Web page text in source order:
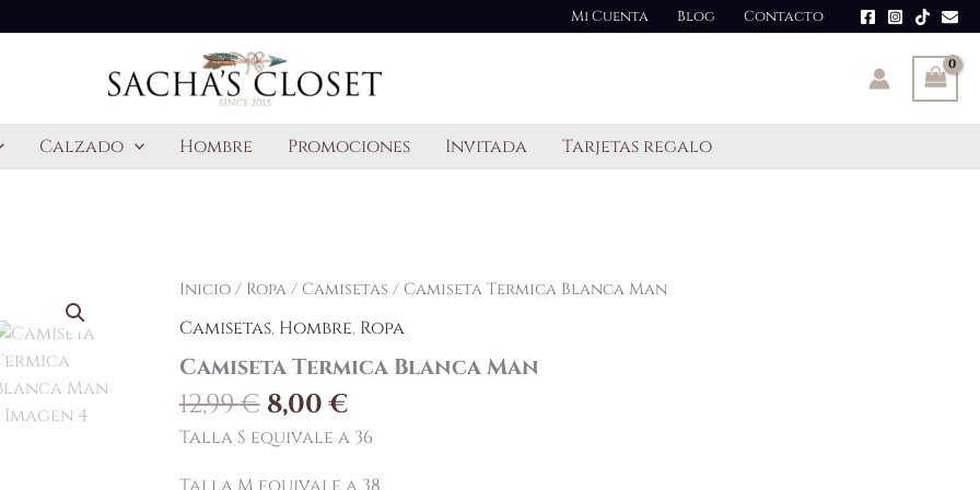
Mi Cuenta Blog Contacto
Calzado Hombre Promociones Invitada Tarjetas regalo
Inicio/ Ropa/ Camisetas / Camiseta Termica Blanca Man
Camisetas, Hombre, Ropa
Camiseta Termica Blanca Man
12,99€
El
precio
original
era:
12,99 €.
8,00€
El
precio
actual
es:
8,00 €.
Talla S equivale a 36
Camiseta
Blanca
cantidad
era:
es: